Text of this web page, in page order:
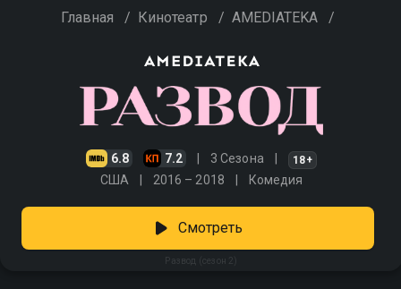
Главная / Кинотеатр / AMEDIATEKA /
6.8 7.2 3 Сезона 18+
США 2016 – 2018 Комедия
Развод (сезон 2)
Смотреть